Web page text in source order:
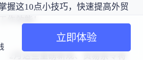
握这10点小技巧，快速提高外贸
立即体验